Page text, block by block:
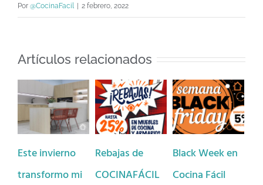
Por @CocinaFacil | 2 febrero, 2022
Artículos relacionados
Este invierno
transformo mi
Rebajas de
COCINAFÁCIL
Black Week en
Cocina Fácil